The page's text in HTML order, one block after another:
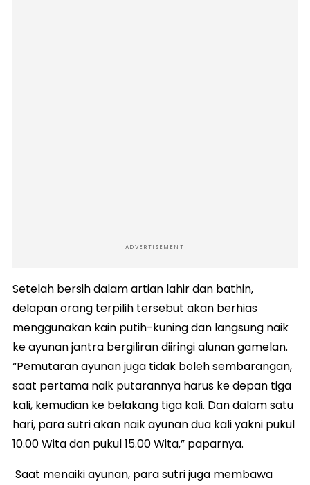
ADVERTISEMENT
Setelah bersih dalam artian lahir dan bathin,
delapan orang terpilih tersebut akan berhias
menggunakan kain putih-kuning dan langsung naik
ke ayunan jantra bergiliran diiringi alunan gamelan.
“Pemutaran ayunan juga tidak boleh sembarangan,
saat pertama naik putarannya harus ke depan tiga
kali, kemudian ke belakang tiga kali. Dan dalam satu
hari, para sutri akan naik ayunan dua kali yakni pukul
10.00 Wita dan pukul 15.00 Wita,” paparnya.
Saat menaiki ayunan, para sutri juga membawa